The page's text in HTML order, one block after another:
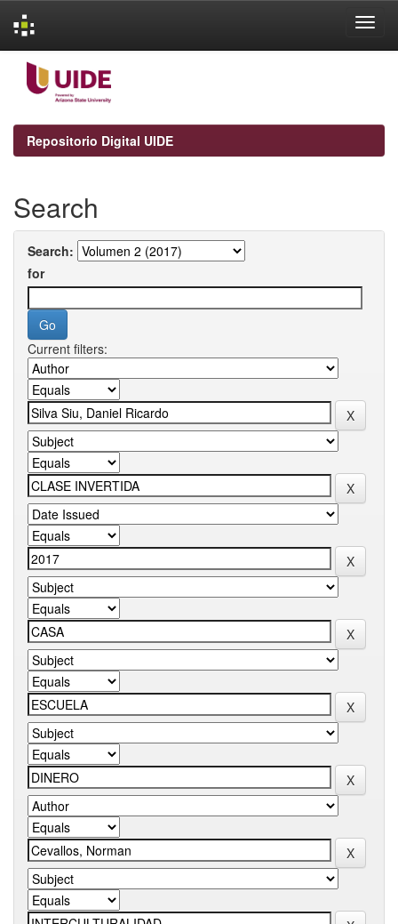
navigation
Repositorio Digital UIDE
Search
Search:
for
Current filters: